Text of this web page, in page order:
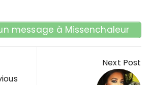
message à Missenchaleur
l’article Next Post